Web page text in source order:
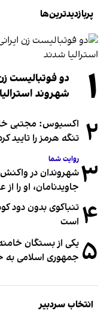
پربازدیدترین‌ها
۱
شهروند
۲ اکسیوس: مجتبی
تنگه هرمز را تایید
۳ روایت شما
شهروندان در واکنش
جاویدنامان، او را
۴ تنباکوی بدون دود
است
۵ یکی از بستگان
جمهوری اسلامی
انتخاب سردبیر